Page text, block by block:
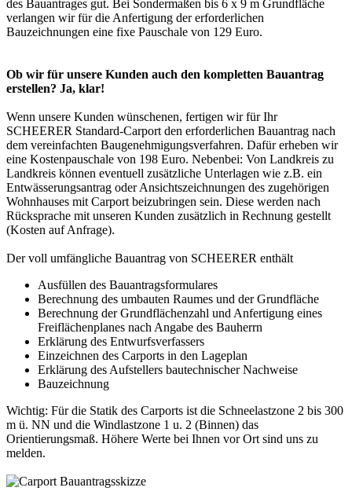
des Bauantrages gut. Bei Sondermaßen bis 6 x 9 m Grundfläche
verlangen wir für die Anfertigung der erforderlichen
Bauzeichnungen eine fixe Pauschale von 129 Euro.
Ob wir für unsere Kunden auch den kompletten Bauantrag
erstellen? Ja, klar!
Wenn unsere Kunden wünschenen, fertigen wir für Ihr
SCHEERER Standard-Carport den erforderlichen Bauantrag nach
dem vereinfachten Baugenehmigungsverfahren. Dafür erheben wir
eine Kostenpauschale von 198 Euro. Nebenbei: Von Landkreis zu
Landkreis können eventuell zusätzliche Unterlagen wie z.B. ein
Entwässerungsantrag oder Ansichtszeichnungen des zugehörigen
Wohnhauses mit Carport beizubringen sein. Diese werden nach
Rücksprache mit unseren Kunden zusätzlich in Rechnung gestellt
(Kosten auf Anfrage).
Der voll umfängliche Bauantrag von SCHEERER enthält
Ausfüllen des Bauantragsformulares
Berechnung des umbauten Raumes und der Grundfläche
Berechnung der Grundflächenzahl und Anfertigung eines
Freiflächenplanes nach Angabe des Bauherrn
Erklärung des Entwurfsverfassers
Einzeichnen des Carports in den Lageplan
Erklärung des Aufstellers bautechnischer Nachweise
Bauzeichnung
Wichtig: Für die Statik des Carports ist die Schneelastzone 2 bis 300
m ü. NN und die Windlastzone 1 u. 2 (Binnen) das
Orientierungsmaß. Höhere Werte bei Ihnen vor Ort sind uns zu
melden.